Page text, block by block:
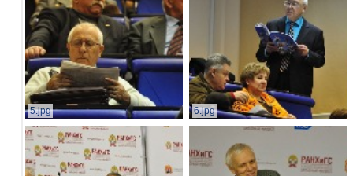
5.jpg 6.jpg